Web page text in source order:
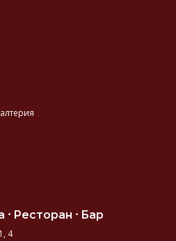
⸱ Ресторан ⸱ Бар
4